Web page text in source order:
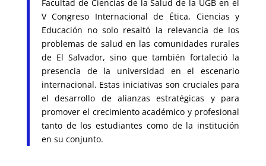
Facultad de Ciencias de la Salud de la UGB en el
V Congreso Internacional de Ética, Ciencias y
Educación no solo resaltó la relevancia de los
problemas de salud en las comunidades rurales
de El Salvador, sino que también fortaleció la
presencia de la universidad en el escenario
internacional. Estas iniciativas son cruciales para
el desarrollo de alianzas estratégicas y para
promover el crecimiento académico y profesional
tanto de los estudiantes como de la institución
en su conjunto.